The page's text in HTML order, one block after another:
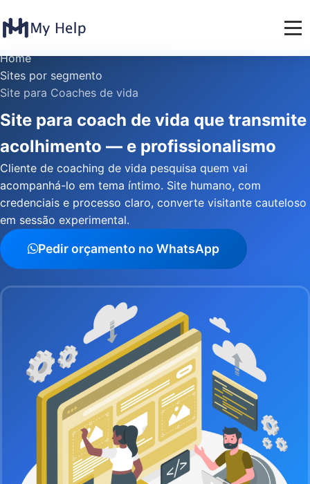
Home
Sites por segmento
Site para Coaches de vida
Site para coach de vida que transmite
acolhimento — e profissionalismo
Cliente de coaching de vida pesquisa quem vai
acompanhá-lo em tema íntimo. Site humano, com
credenciais e processo claro, converte visitante cauteloso
em sessão experimental.
Pedir orçamento no WhatsApp